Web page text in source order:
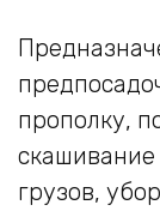
прополку,
скашивание
грузов,